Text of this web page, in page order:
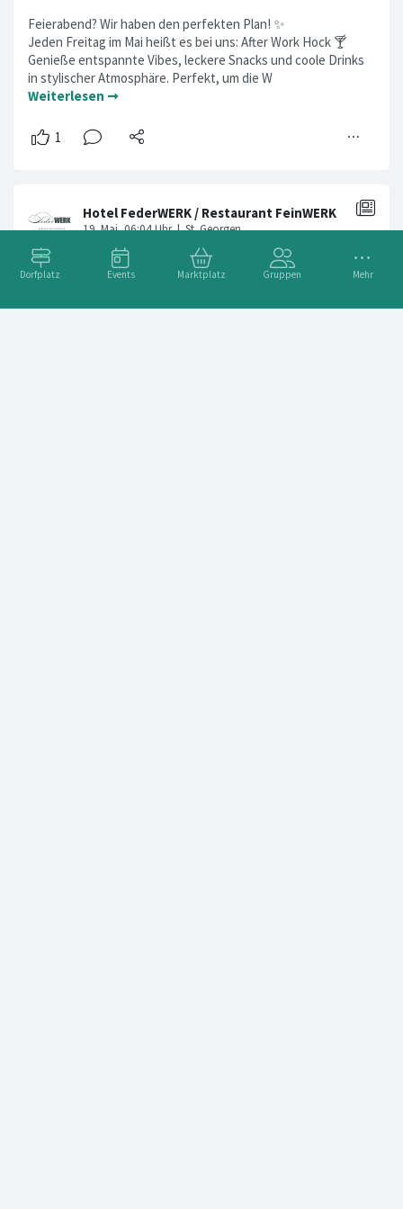
Dorfplatz Events Marktplatz Gruppen Mehr
Feierabend? Wir haben den perfekten Plan! ✨
Jeden Freitag im Mai heißt es bei uns: After Work Hock 🍸
Genieße entspannte Vibes, leckere Snacks und coole Drinks
in stylischer Atmosphäre. Perfekt, um die W
Weiterlesen ➞